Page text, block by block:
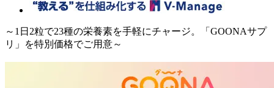
～1日2粒で23種の栄養素を手軽にチャージ。「GOONAサプ
リ」を特別価格でご用意～